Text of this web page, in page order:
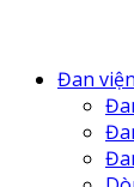
Đan